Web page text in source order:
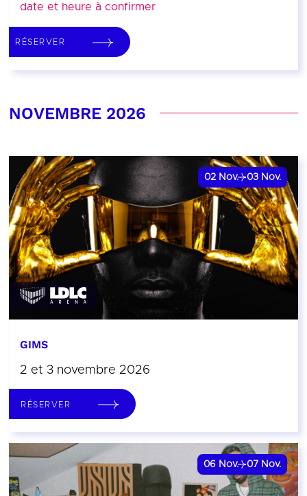
date et heure à confirmer
RÉSERVER
NOVEMBRE 2026
02 Nov. 03 Nov.
GIMS
2 et 3 novembre 2026
RÉSERVER
06 Nov. 07 Nov.